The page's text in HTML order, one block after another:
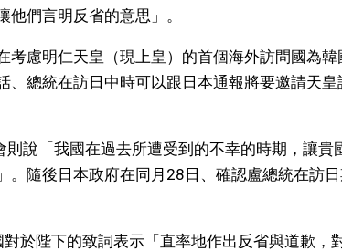
他們言明反省的意思」。
考慮明仁天皇（現上皇）的首個海外訪問國為韓
、總統在訪日中時可以跟日本通報將要邀請天皇
說「我國在過去所遭受到的不幸的時期，讓貴
。隨後日本政府在同月28日、確認盧總統在訪
於陛下的致詞表示「直率地作出反省與道歉，